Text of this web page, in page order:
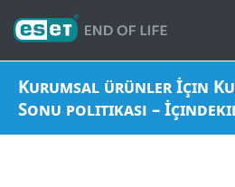
Kurumsal ürünler İçin
Sonu politikası –